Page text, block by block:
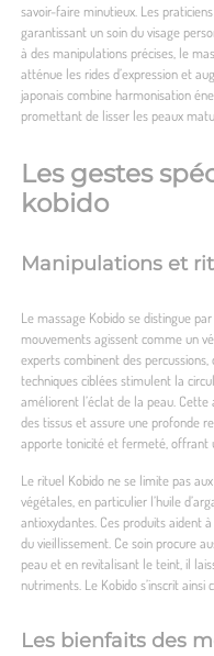
savoir-faire minutieux. Les
garantissant un soin du visage
à des manipulations précises, le
atténue les rides d’expression et
japonais combine harmonisation
promettant de lisser les peaux
Les gestes
kobido
Manipulations et
Le massage Kobido se distingue
mouvements agissent comme un
experts combinent des
techniques ciblées stimulent la
améliorent l’éclat de la peau.
des tissus et assure une profonde
apporte tonicité et fermeté, offrant
Le rituel Kobido ne se limite pas
végétales, en particulier l’huile
antioxydantes. Ces produits aident
du vieillissement. Ce soin procure
peau et en revitalisant le teint, il
nutriments. Le Kobido s’inscrit
Les bienfaits des